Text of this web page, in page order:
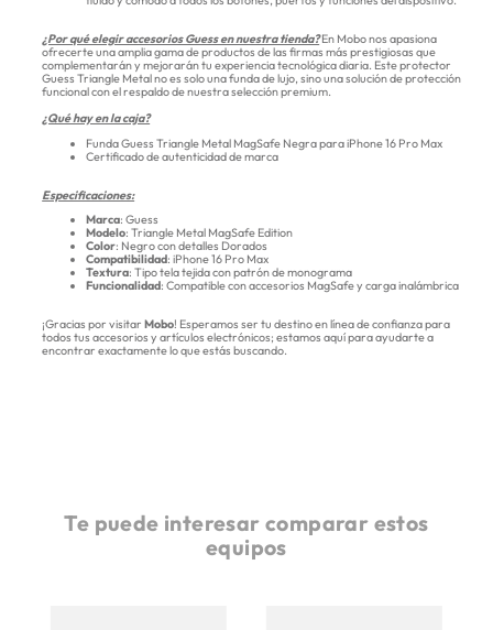
¿Por qué elegir accesorios Guess en nuestra tienda?En Mobo nos apasiona
ofrecerte una amplia gama de productos de las firmas más prestigiosas que
complementarán y mejorarán tu experiencia tecnológica diaria. Este protector
Guess Triangle Metal no es solo una funda de lujo, sino una solución de protección
funcional con el respaldo de nuestra selección premium.
¿Qué hay en la caja?
Funda Guess Triangle Metal MagSafe Negra para iPhone 16 Pro Max
Certificado de autenticidad de marca
Especificaciones:
Marca: Guess
Modelo: Triangle Metal MagSafe Edition
Color: Negro con detalles Dorados
Compatibilidad: iPhone 16 Pro Max
Textura: Tipo tela tejida con patrón de monograma
Funcionalidad: Compatible con accesorios MagSafe y carga inalámbrica
¡Gracias por visitarMobo! Esperamos ser tu destino en línea de confianza para
todos tus accesorios y artículos electrónicos; estamos aquí para ayudarte a
encontrar exactamente lo que estás buscando.
Te puede interesar comparar estos
equipos